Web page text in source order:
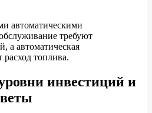
автоматическими
требуют
а автоматическая
расход топлива.
инвестиций и